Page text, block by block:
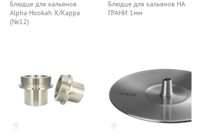
Блюдце для кальянов
Alpha Hookah Х/Карра
(№12)
Блюдце для кальянов НА
ГРАНИ 1мм